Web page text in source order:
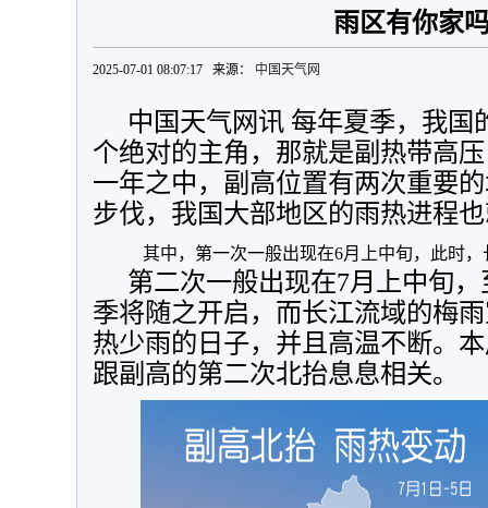
雨区有你家
2025-07-01 08:07:17 来源： 中国天气网
中国天气网讯 每年夏季，我国
个绝对的主角，那就是副热带高
一年之中，副高位置有两次重要
步伐，我国大部地区的雨热进程
其中，第一次一般出现在6月上中旬，此时
第二次一般出现在7月上中旬
季将随之开启，而长江流域的梅
热少雨的日子，并且高温不断。
跟副高的第二次北抬息息相关。